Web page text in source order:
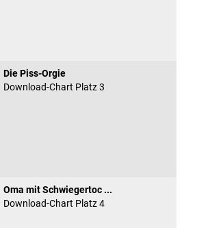
Die Piss-Orgie
Download-Chart Platz 3
Oma mit Schwiegertoc ...
Download-Chart Platz 4